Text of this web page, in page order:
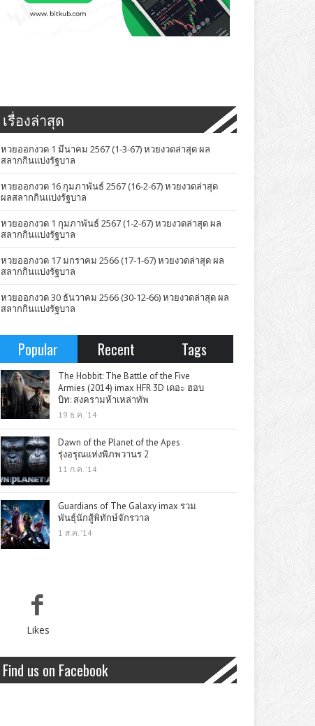
เรื่องล่าสุด
หวยออกงวด 1 มีนาคม 2567 (1-3-67) หวยงวดล่าสุด ผล
สลากกินแบ่งรัฐบาล
หวยออกงวด 16 กุมภาพันธ์ 2567 (16-2-67) หวยงวดล่าสุด
ผลสลากกินแบ่งรัฐบาล
หวยออกงวด 1 กุมภาพันธ์ 2567 (1-2-67) หวยงวดล่าสุด ผล
สลากกินแบ่งรัฐบาล
หวยออกงวด 17 มกราคม 2566 (17-1-67) หวยงวดล่าสุด ผล
สลากกินแบ่งรัฐบาล
หวยออกงวด 30 ธันวาคม 2566 (30-12-66) หวยงวดล่าสุด ผล
สลากกินแบ่งรัฐบาล
Popular Recent Tags
The Hobbit: The Battle of the Five
Armies (2014) imax HFR 3D เดอะ ฮอบ
บิท: สงครามห้าเหล่าทัพ
19 ธ.ค. '14
Dawn of the Planet of the Apes
รุ่งอรุณแห่งพิภพวานร 2
11 ก.ค. '14
Guardians of The Galaxy imax รวม
พันธุ์นักสู้พิทักษ์จักรวาล
1 ส.ค. '14
Likes
Find us on Facebook